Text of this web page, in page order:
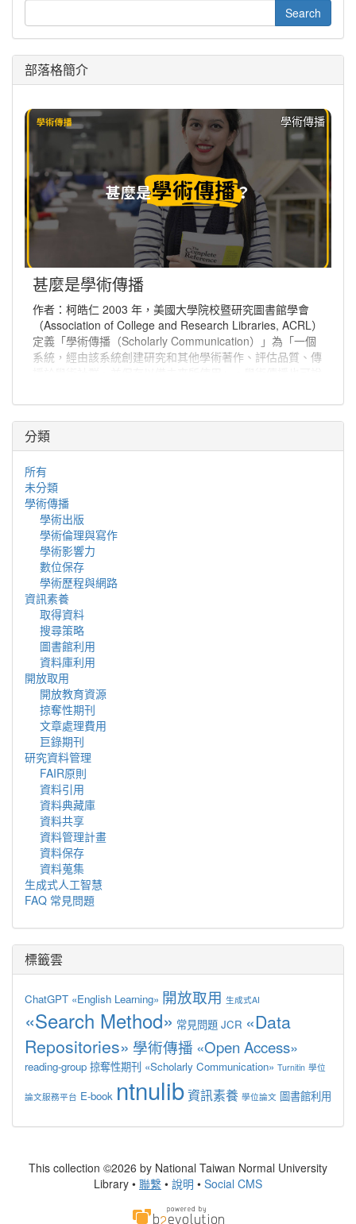
部落格簡介
學術傳播
甚麼是學術傳播
作者：柯皓仁 2003 年，美國大學院校暨研究圖書館學會
（Association of College and Research Libraries, ACRL）
定義「學術傳播（Scholarly Communication）」為「一個
系統，經由該系統創建研究和其他學術著作、評估品質、傳
或更多人能取得的程序。
分類
所有
未分類
學術傳播
學術出版
學術倫理與寫作
學術影響力
數位保存
學術歷程與網路
資訊素養
取得資料
搜尋策略
圖書館利用
資料庫利用
開放取用
開放教育資源
掠奪性期刊
文章處理費用
巨錄期刊
研究資料管理
FAIR原則
資料引用
資料典藏庫
資料共享
資料管理計畫
資料保存
資料蒐集
生成式人工智慧
FAQ 常見問題
標籤雲
ChatGPT «English Learning» 開放取用 生成式AI
«Search Method» 常見問題 JCR «Data
Repositories» 學術傳播 «Open Access»
reading-group 掠奪性期刊 «Scholarly Communication» Turnitin 學位
論文服務平台 E-book ntnulib資訊素養 學位論文 圖書館利用
This collection ©2026 by National Taiwan Normal University
Library • 聯繫 • 說明 • Social CMS